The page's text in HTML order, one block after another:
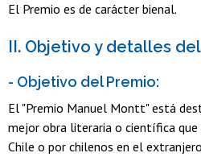
El Premio es de carácter bienal.
II. Objetivo y detalles
- Objetivo del Premio:
El "Premio Manuel Montt" está
mejor obra literaria o científica que
Chile o por chilenos en el